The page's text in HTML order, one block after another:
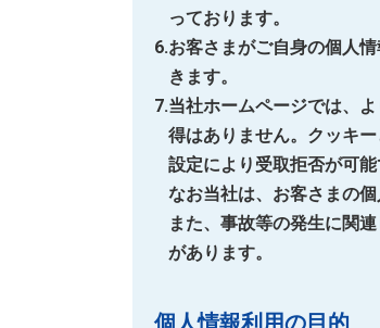
っております。
お客さまがご自身の個人
きます。
当社ホームページでは、
得はありません。クッキ
設定により受取拒否が可
なお当社は、お客さまの
また、事故等の発生に関
があります。
個人情報利用の目的